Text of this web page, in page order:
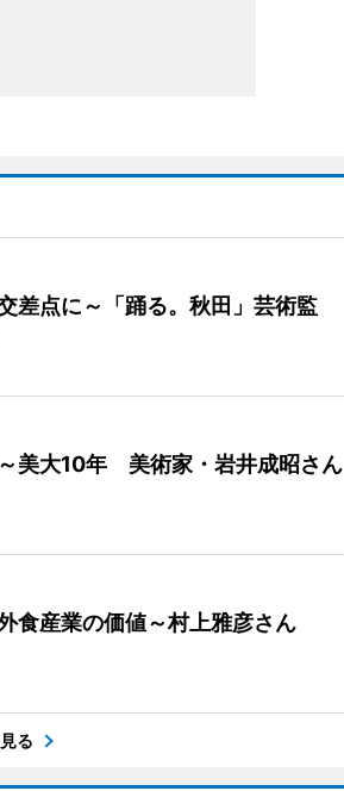
差点に～「踊る。秋田」芸術監
美大10年 美術家・岩井成昭さん
食産業の価値～村上雅彦さん
る